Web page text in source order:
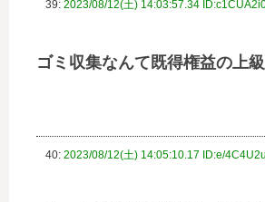
39: 2023/08/12(土) 14:03:57.34
ゴミ収集なんて既得権益の上
40: 2023/08/12(土) 14:05:10.17 ID:e/